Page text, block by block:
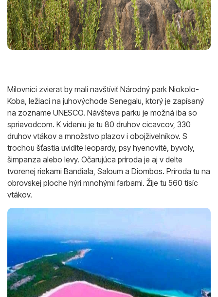
Milovníci zvierat by mali navštíviť Národný park Niokolo-
Koba, ležiaci na juhovýchode Senegalu, ktorý je zapísaný
na zozname UNESCO. Návšteva parku je možná iba so
sprievodcom. K videniu je tu 80 druhov cicavcov, 330
druhov vtákov a množstvo plazov i obojživelníkov. S
trochou šťastia uvidíte leopardy, psy hyenovité, byvoly,
šimpanza alebo levy. Očarujúca príroda je aj v delte
tvorenej riekami Bandiala, Saloum a Diombos. Príroda tu na
obrovskej ploche hýri mnohými farbami. Žije tu 560 tisíc
vtákov.